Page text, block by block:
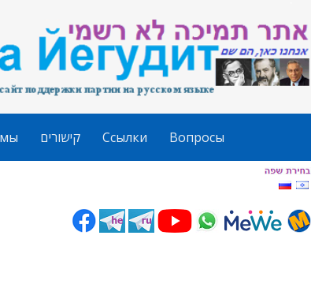
קישורים Ссылки Вопросы